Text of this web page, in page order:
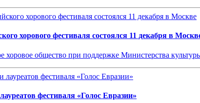
хорового фестиваля состоялся 11 декабря в
хоровое общество при поддержке Министерства
фестиваля «Голос Евразии»